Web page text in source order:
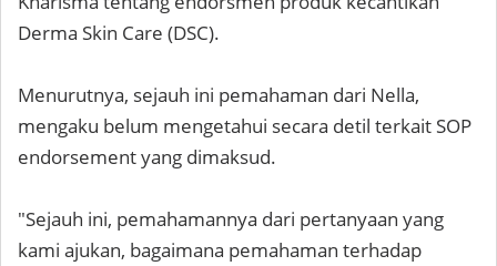
Derma Skin Care (DSC).
Menurutnya, sejauh ini pemahaman dari Nella,
mengaku belum mengetahui secara detil terkait SOP
endorsement yang dimaksud.
"Sejauh ini, pemahamannya dari pertanyaan yang
kami ajukan, bagaimana pemahaman terhadap